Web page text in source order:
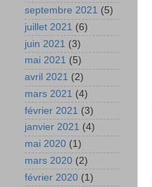
septembre 2021 (5)
juillet 2021 (6)
juin 2021 (3)
mai 2021 (5)
avril 2021 (2)
mars 2021 (4)
février 2021 (3)
janvier 2021 (4)
mai 2020 (1)
mars 2020 (2)
février 2020 (1)